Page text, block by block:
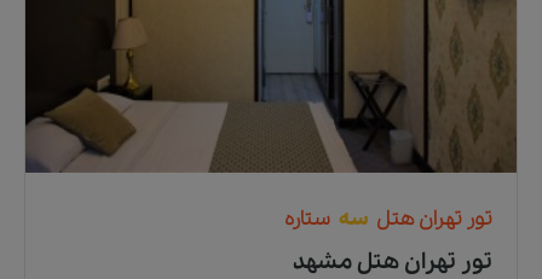
تور تهرانهتل سه ستاره
تور تهران هتل مشهد